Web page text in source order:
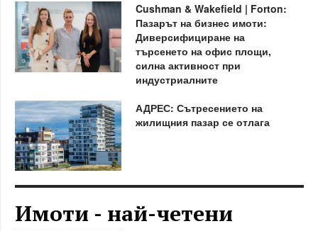
Cushman & Wakefield | Forton:
Пазарът на бизнес имоти:
Диверсифициране на
търсенето на офис площи,
силна активност при
индустриалните
АДРЕС: Сътресението на
жилищния пазар се отлага
Имоти - най-четени